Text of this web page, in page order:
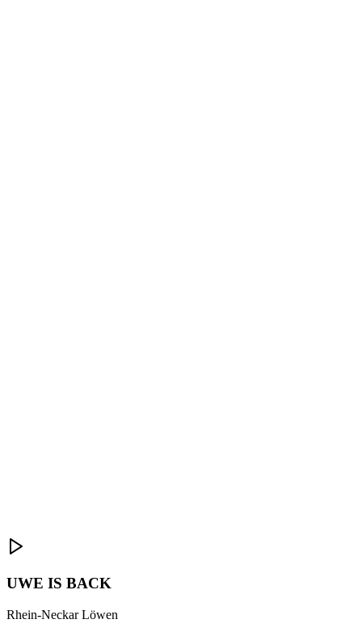
UWE IS BACK
Rhein-Neckar Löwen